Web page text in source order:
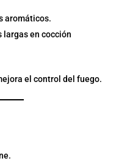
aromáticos.
largas en cocción
el control del fuego.